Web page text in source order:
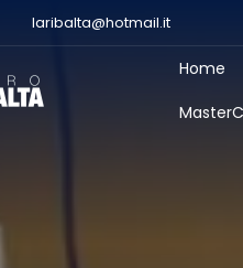
laribalta@hotmail.it
Home